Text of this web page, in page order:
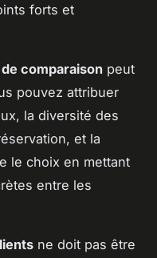
forts et
comparaison peut
pouvez attribuer
la diversité des
et la
le choix en mettant
entre les
ne doit pas être